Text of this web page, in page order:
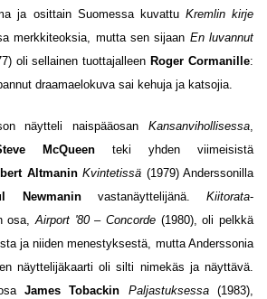
ja osittain Suomessa kuvattu Kremlin kirje
merkkiteoksia, mutta sen sijaan En luvannut
oli sellainen tuottajalleen Roger Cormanille:
draamaelokuva sai kehuja ja katsojia.
näytteli naispääosan Kansanvihollisessa,
McQueen teki yhden viimeisistä
AltmaninKvintetissä (1979) Anderssonilla
Newmanin vastanäyttelijänä.Kiitorata-
osa,Airport '80 – Concorde (1980), oli pelkkä
ja niiden menestyksestä, mutta Anderssonia
näyttelijäkaarti oli silti nimekäs ja näyttävä.
James Tobackin Paljastuksessa(1983),